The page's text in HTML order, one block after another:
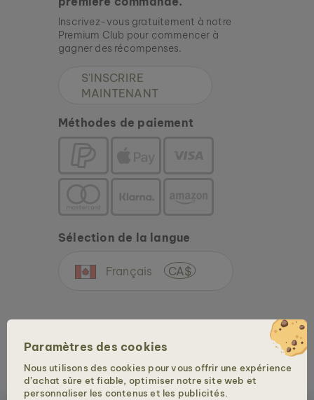
Paramètres des cookies
Nous utilisons des cookies pour vous offrir une expérience
d’achat sûre et fiable, optimiser notre site web et
personnaliser les contenus et les publicités.
Inscrivez-vous gratuitement à notre
Premium Club pour commencer à
gagner des récompenses.
S'INSCRIRE
MAINTENANT
Méthodes de paiement
Sélection de la langue
Français CA$
Copyright © 2026 Holzkern - une marque de la Time for Nature GmbH. Tous droits
réservés.